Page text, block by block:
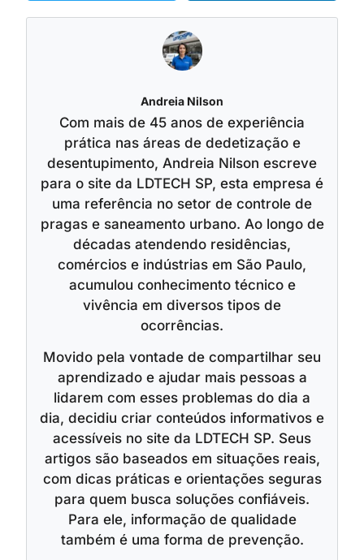
Andreia Nilson
Com mais de 45 anos de experiência
prática nas áreas de dedetização e
desentupimento, Andreia Nilson escreve
para o site da LDTECH SP, esta empresa é
uma referência no setor de controle de
pragas e saneamento urbano. Ao longo de
décadas atendendo residências,
comércios e indústrias em São Paulo,
acumulou conhecimento técnico e
vivência em diversos tipos de
ocorrências.
Movido pela vontade de compartilhar seu
aprendizado e ajudar mais pessoas a
lidarem com esses problemas do dia a
dia, decidiu criar conteúdos informativos e
acessíveis no site da LDTECH SP. Seus
artigos são baseados em situações reais,
com dicas práticas e orientações seguras
para quem busca soluções confiáveis.
Para ele, informação de qualidade
também é uma forma de prevenção.